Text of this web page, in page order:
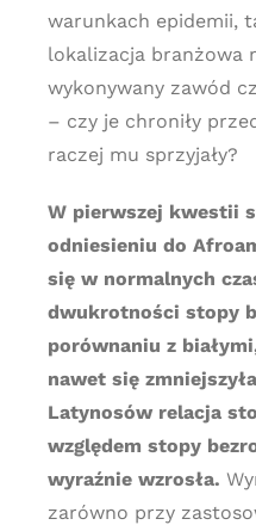
warunkach epidemii,
lokalizacja branżowa
wykonywany zawód
– czy je chroniły
raczej mu sprzyjały?
W pierwszej kwestii
odniesieniu do
się w normalnych
dwukrotności stopy
porównaniu z
nawet się
Latynosów relacja
względem stopy
wyraźnie wzrosła.
zarówno przy